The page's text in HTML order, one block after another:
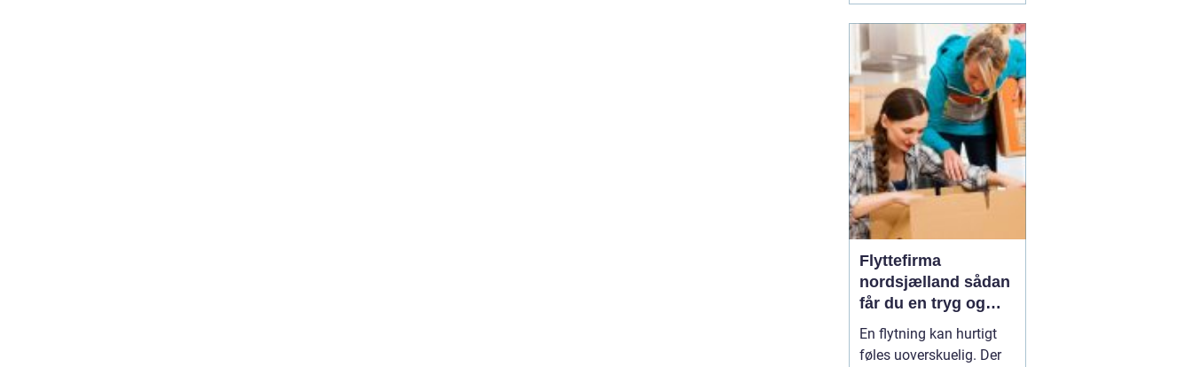
først værdien af
professionel rengøring,
når støvniveauet stiger,
medarbejdere klager
over indeklimaet, eller
kunder kom...
Flyttefirma
nordsjælland sådan
får du en tryg og
effektiv flytning
En flytning kan hurtigt
føles uoverskuelig. Der